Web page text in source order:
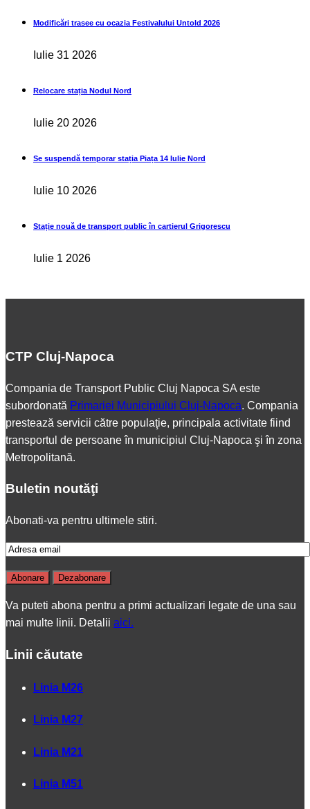
Modificări trasee cu ocazia Festivalului Untold 2026
Iulie 31 2026
Relocare stația Nodul Nord
Iulie 20 2026
Se suspendă temporar stația Piața 14 Iulie Nord
Iulie 10 2026
Stație nouă de transport public în cartierul Grigorescu
Iulie 1 2026
CTP Cluj-Napoca
Compania de Transport Public Cluj Napoca SA este
subordonată Primariei Municipiului Cluj-Napoca. Compania
prestează servicii către populaţie, principala activitate fiind
transportul de persoane în municipiul Cluj-Napoca şi în zona
Metropolitană.
Buletin noutăţi
Abonati-va pentru ultimele stiri.
Va puteti abona pentru a primi actualizari legate de una sau
mai multe linii. Detalii aici.
Linii căutate
Linia M26
Linia M27
Linia M21
Linia M51